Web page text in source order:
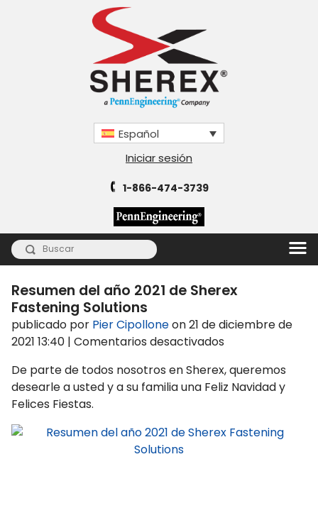
Español
Iniciar sesión
1-866-474-3739
Resumen del año 2021 de Sherex
Fastening Solutions
publicado por Pier Cipolloneon21 de diciembre de
2021 13:40 | Comentarios desactivados
del
año
de
De parte de todos nosotros en Sherex, queremos
desearle a usted y a su familia una Feliz Navidad y
Felices Fiestas.